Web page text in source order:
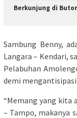
Berkunjung di
Sambung Benny,
Langara – Kendari,
Pelabuhan
demi
“Memang yang kita
– Tampo, makanya